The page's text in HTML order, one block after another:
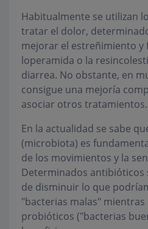
Habitualmente se utilizan
tratar el dolor,
mejorar el estreñimiento y
loperamida o la
diarrea. No obstante, en
consigue una mejoría
asociar otros tratamientos.
En la actualidad se sabe
(microbiota) es
de los movimientos y la
Determinados antibióticos
de disminuir lo que
"bacterias malas"
probióticos ("bacterias